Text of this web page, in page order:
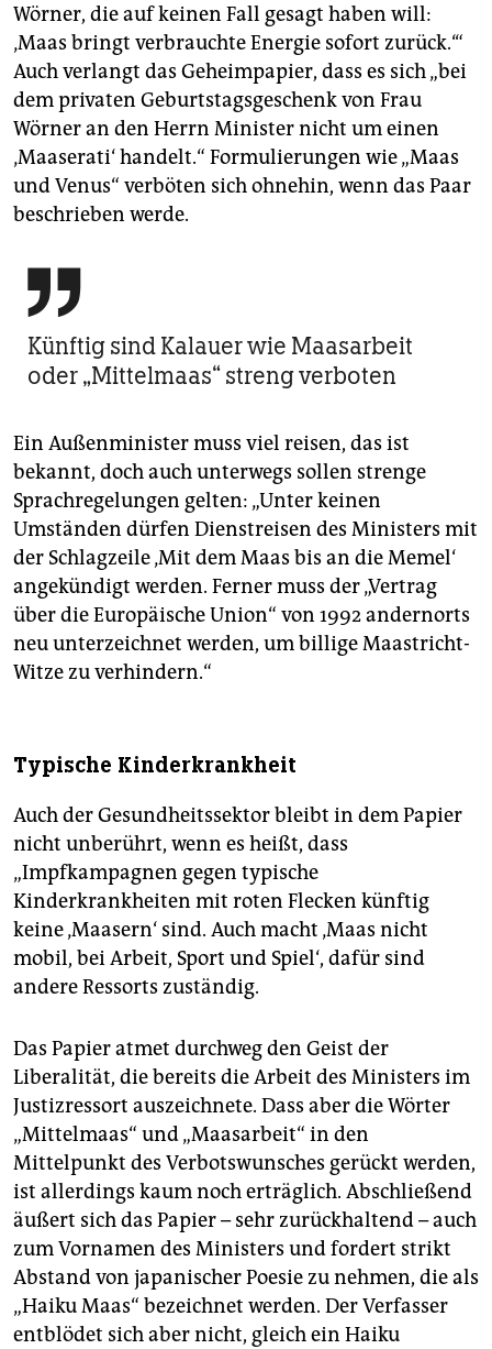
Wörner, die auf keinen Fall gesagt haben will:
‚Maas bringt verbrauchte Energie sofort zurück.‘“
Auch verlangt das Geheimpapier, dass es sich „bei
dem privaten Geburtstagsgeschenk von Frau
Wörner an den Herrn Minister nicht um einen
‚Maaserati‘ handelt.“ Formulierungen wie „Maas
und Venus“ verböten sich ohnehin, wenn das Paar
beschrieben werde.

Künftig sind Kalauer wie Maasarbeit
oder „Mittelmaas“ streng verboten
Ein Außenminister muss viel reisen, das ist
bekannt, doch auch unterwegs sollen strenge
Sprachregelungen gelten: „Unter keinen
Umständen dürfen Dienstreisen des Ministers mit
der Schlagzeile ‚Mit dem Maas bis an die Memel‘
angekündigt werden. Ferner muss der „Vertrag
über die Europäische Union“ von 1992 andernorts
neu unterzeichnet werden, um billige Maastricht-
Witze zu verhindern.“
Typische Kinderkrankheit
Auch der Gesundheitssektor bleibt in dem Papier
nicht unberührt, wenn es heißt, dass
„Impfkampagnen gegen typische
Kinderkrankheiten mit roten Flecken künftig
keine ‚Maasern‘ sind. Auch macht ‚Maas nicht
mobil, bei Arbeit, Sport und Spiel‘, dafür sind
andere Ressorts zuständig.
Das Papier atmet durchweg den Geist der
Liberalität, die bereits die Arbeit des Ministers im
Justizressort auszeichnete. Dass aber die Wörter
„Mittelmaas“ und „Maasarbeit“ in den
Mittelpunkt des Verbotswunsches gerückt werden,
ist allerdings kaum noch erträglich. Abschließend
äußert sich das Papier – sehr zurückhaltend – auch
zum Vornamen des Ministers und fordert strikt
Abstand von japanischer Poesie zu nehmen, die als
„Haiku Maas“ bezeichnet werden. Der Verfasser
entblödet sich aber nicht, gleich ein Haiku